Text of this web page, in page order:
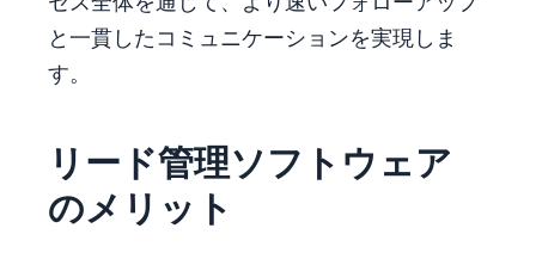
と一貫したコミュニケーションを実現しま
す。
リード管理ソフトウェア
のメリット